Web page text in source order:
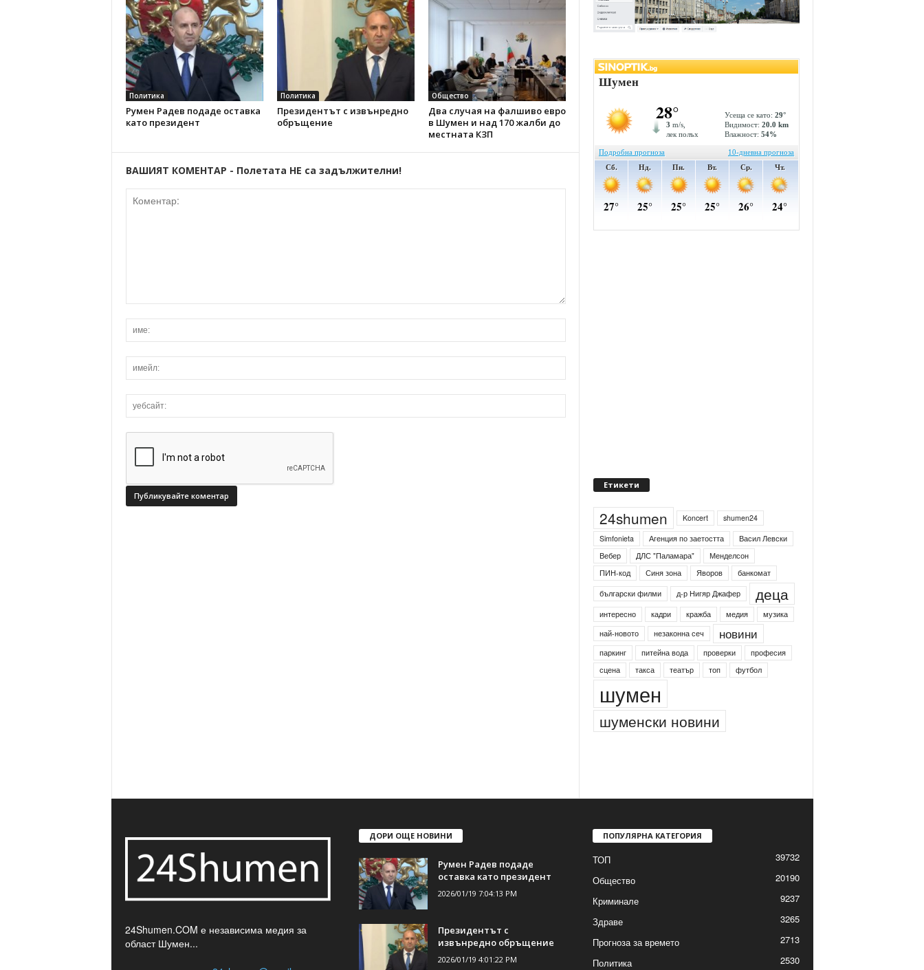
Политика
Румен Радев подаде оставка
като президент
Политика
Президентът с извънредно
обръщение
Общество
Два случая на фалшиво евро
в Шумен и над 170 жалби до
местната КЗП
ВАШИЯТ КОМЕНТАР - Полетата НЕ са задължителни!
Етикети
24shumen Koncert
shumen24
Simfonieta
Агенция по заетостта
Васил Левски
Вебер
ДЛС "Паламара"
Менделсон
ПИН-код
Синя зона Яворов
банкомат
български филми
д-р Нигяр Джафер деца
интересно кадри кражба медия
музика
най-новото
незаконна сеч новини
паркинг питейна вода проверки
професия
сцена
такса театър топ футбол
шумен
шуменски новини
24Shumen.COM е независима медия за
област Шумен...
ДОРИ ОЩЕ НОВИНИ
Румен Радев подаде
оставка като президент
2026/01/19 7:04:13 PM
Президентът с
извънредно обръщение
2026/01/19 4:01:22 PM
ПОПУЛЯРНА КАТЕГОРИЯ
ТОП
39732
Общество
20190
Криминале
9237
Здраве
3265
Прогноза за времето
2713
Политика
2530